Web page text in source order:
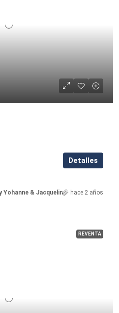
Detalles
Yohanne & Jacqueline hace 2 años
REVENTA